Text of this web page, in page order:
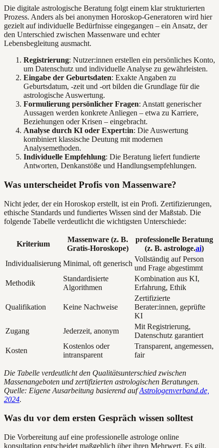
Die digitale astrologische Beratung folgt einem klar strukturierten
Prozess. Anders als bei anonymen Horoskop-Generatoren wird hier
gezielt auf individuelle Bedürfnisse eingegangen – ein Ansatz, der
den Unterschied zwischen Massenware und echter
Lebensbegleitung ausmacht.
Registrierung: Nutzer:innen erstellen ein persönliches Konto,
um Datenschutz und individuelle Analyse zu gewährleisten.
Eingabe der Geburtsdaten: Exakte Angaben zu
Geburtsdatum, -zeit und -ort bilden die Grundlage für die
astrologische Auswertung.
Formulierung persönlicher Fragen: Anstatt generischer
Aussagen werden konkrete Anliegen – etwa zu Karriere,
Beziehungen oder Krisen – eingebracht.
Analyse durch KI oder Expert:in: Die Auswertung
kombiniert klassische Deutung mit modernen
Analysemethoden.
Individuelle Empfehlung: Die Beratung liefert fundierte
Antworten, Denkanstöße und Handlungsempfehlungen.
Was unterscheidet Profis von Massenware?
Nicht jeder, der ein Horoskop erstellt, ist ein Profi. Zertifizierungen,
ethische Standards und fundiertes Wissen sind der Maßstab. Die
folgende Tabelle verdeutlicht die wichtigsten Unterschiede:
Kriterium
Massenware (z. B.
Gratis-Horoskope)
professionelle Beratung
(z. B. astrologe.ai)
Individualisierung Minimal, oft generisch
Vollständig auf Person
und Frage abgestimmt
Methodik
Standardisierte
Algorithmen
Kombination aus KI,
Erfahrung, Ethik
Qualifikation Keine Nachweise
Zertifizierte
Berater:innen, geprüfte
KI
Zugang
Jederzeit, anonym
Mit Registrierung,
Datenschutz garantiert
Kosten
Kostenlos oder
intransparent
Transparent, angemessen,
fair
Die Tabelle verdeutlicht den Qualitätsunterschied zwischen
Massenangeboten und zertifizierten astrologischen Beratungen.
Quelle: Eigene Ausarbeitung basierend aufAstrologenverband.de,
2024.
Was du vor dem ersten Gespräch wissen solltest
Die Vorbereitung auf eine professionelle astrologe online
konsultation entscheidet maßgeblich über ihren Mehrwert. Es gilt,